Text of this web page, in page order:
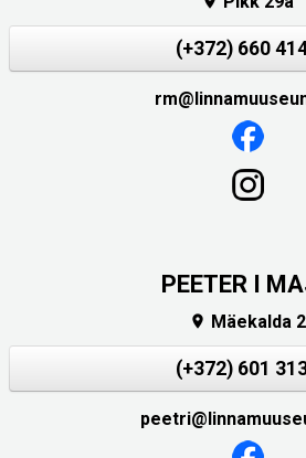
(+372) 660
PEETER I
 Mäekalda 2
(+372) 601